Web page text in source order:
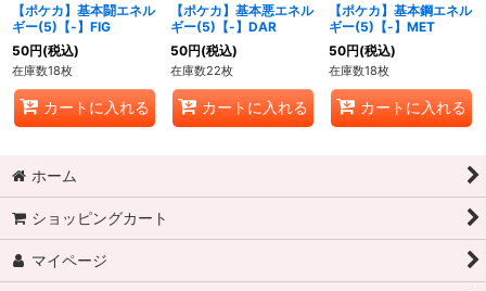
【ポケカ】基本闘エネル
ギー(5)【-】FIG
50円(税込)
在庫数18枚
カートに入れる
【ポケカ】基本悪エネル
ギー(5)【-】DAR
50円(税込)
在庫数22枚
カートに入れる
【ポケカ】基本鋼エネル
ギー(5)【-】MET
50円(税込)
在庫数18枚
カートに入れる
ホーム
ショッピングカート
マイページ